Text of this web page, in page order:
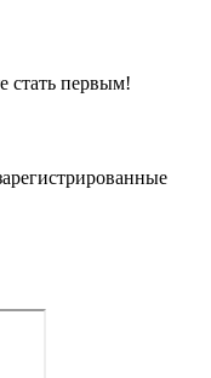
стать первым!